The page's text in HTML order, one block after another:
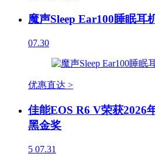
魔声Sleep Ear100睡眠耳
07.30
优惠直达 >
佳能EOS R6 V荣获2026
黑金奖
5 07.31